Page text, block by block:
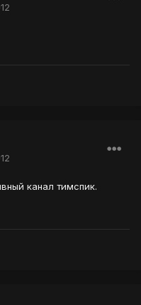
канал тимспик.